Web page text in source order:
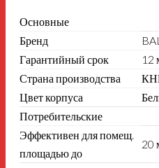
Основные
Бренд
Гарантийный срок
12
Страна производства
Цвет корпуса
Потребительские
Эффективен для помещ.
площадью до
20